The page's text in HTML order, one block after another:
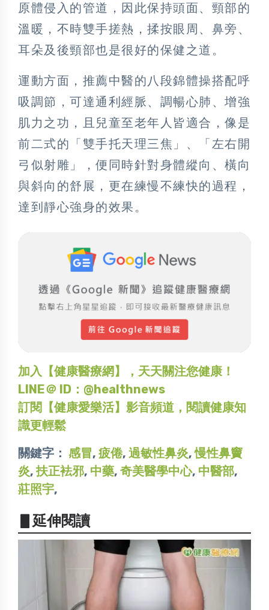
原體侵入的管道，因此保持頭面、頸部的
溫暖，不時雙手搓熱，揉按眼周、鼻旁、
耳朵及後頸部也是很好的保健之道。
運動方面，推薦中醫的八段錦體操搭配呼
吸調節，可達通利經脈、調暢心肺、增強
肌力之功，且兒童至老年人皆適合，像是
前二式的「雙手托天理三焦」、「左右開
弓似射雕」，便同時針對身體縱向、橫向
與斜向的舒展，更在練慢不練快的過程，
達到靜心強身的效果。
加入【健康醫療網】，天天關注您健康！
LINE＠ ID：@healthnews
訂閱【健康愛樂活】影音頻道，閱讀健康知
識更輕鬆
關鍵字： 感冒, 疲倦, 過敏性鼻炎,慢性鼻竇
炎, 扶正袪邪, 中藥, 奇美醫學中心, 中醫部,
莊照宇,
▋延伸閱讀